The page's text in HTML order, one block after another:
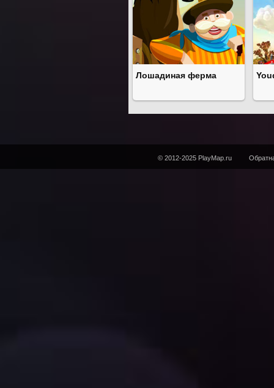
Лошадиная ферма
© 2012-2025 PlayMap.ru